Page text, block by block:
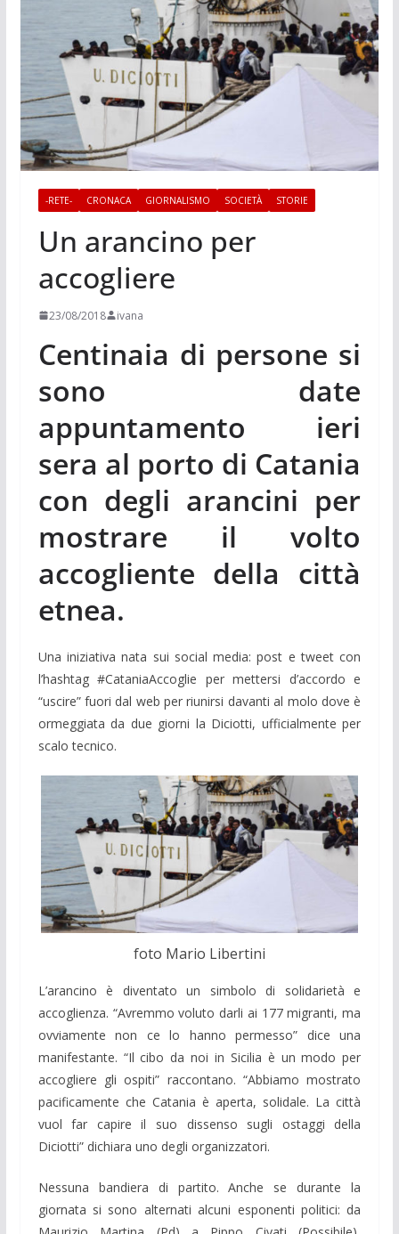
-RETE- CRONACA GIORNALISMO SOCIETÀ STORIE
Un arancino per
accogliere
23/08/2018 ivana
Centinaia di persone si
sono date
appuntamento ieri
sera al porto di Catania
con degli arancini per
mostrare il volto
accogliente della città
etnea.
Una iniziativa nata sui social media: post e tweet con
l’hashtag #CataniaAccoglie per mettersi d’accordo e
“uscire” fuori dal web per riunirsi davanti al molo dove è
ormeggiata da due giorni la Diciotti, ufficialmente per
scalo tecnico.
foto Mario Libertini
L’arancino è diventato un simbolo di solidarietà e
accoglienza. “Avremmo voluto darli ai 177 migranti, ma
ovviamente non ce lo hanno permesso” dice una
manifestante. “Il cibo da noi in Sicilia è un modo per
accogliere gli ospiti” raccontano. “Abbiamo mostrato
pacificamente che Catania è aperta, solidale. La città
vuol far capire il suo dissenso sugli ostaggi della
Diciotti” dichiara uno degli organizzatori.
Nessuna bandiera di partito. Anche se durante la
giornata si sono alternati alcuni esponenti politici: da